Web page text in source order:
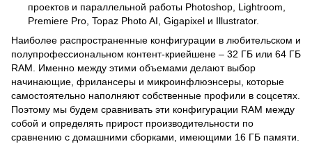
проектов и параллельной работы Photoshop, Lightroom,
Premiere Pro, Topaz Photo AI, Gigapixel и Illustrator.
Наиболее распространенные конфигурации в любительском и
полупрофессиональном контент-криейшене – 32 ГБ или 64 ГБ
RAM. Именно между этими объемами делают выбор
начинающие, фрилансеры и микроинфлюэнсеры, которые
самостоятельно наполняют собственные профили в соцсетях.
Поэтому мы будем сравнивать эти конфигурации RAM между
собой и определять прирост производительности по
сравнению с домашними сборками, имеющими 16 ГБ памяти.